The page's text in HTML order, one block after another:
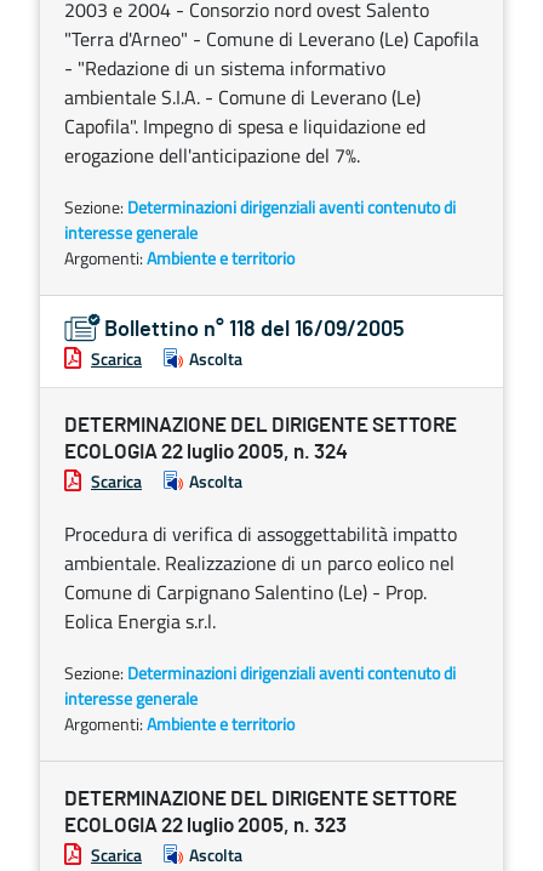
2003 e 2004 - Consorzio nord ovest Salento
"Terra d'Arneo" - Comune di Leverano (Le) Capofila
- "Redazione di un sistema informativo
ambientale S.I.A. - Comune di Leverano (Le)
Capofila". Impegno di spesa e liquidazione ed
erogazione dell'anticipazione del 7%.
Sezione: Determinazioni dirigenziali aventi contenuto di
interesse generale
Argomenti:Ambiente e territorio
Bollettino n° 118 del 16/09/2005
Scarica Ascolta
DETERMINAZIONE DEL DIRIGENTE SETTORE
ECOLOGIA 22 luglio 2005, n. 324
Scarica Ascolta
Procedura di verifica di assoggettabilità impatto
ambientale. Realizzazione di un parco eolico nel
Comune di Carpignano Salentino (Le) - Prop.
Eolica Energia s.r.l.
Sezione: Determinazioni dirigenziali aventi contenuto di
interesse generale
Argomenti:Ambiente e territorio
DETERMINAZIONE DEL DIRIGENTE SETTORE
ECOLOGIA 22 luglio 2005, n. 323
Scarica Ascolta